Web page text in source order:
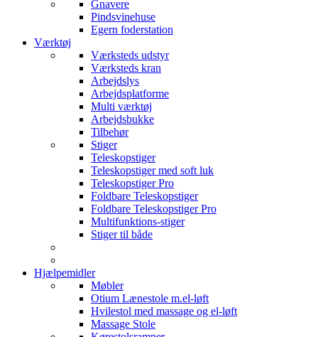
Gnavere
Pindsvinehuse
Egern foderstation
Værktøj
Værksteds udstyr
Værksteds kran
Arbejdslys
Arbejdsplatforme
Multi værktøj
Arbejdsbukke
Tilbehør
Stiger
Teleskopstiger
Teleskopstiger med soft luk
Teleskopstiger Pro
Foldbare Teleskopstiger
Foldbare Teleskopstiger Pro
Multifunktions-stiger
Stiger til både
Hjælpemidler
Møbler
Otium Lænestole m.el-løft
Hvilestol med massage og el-løft
Massage Stole